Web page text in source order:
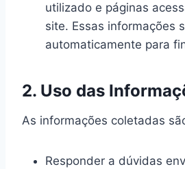
utilizado e páginas
site. Essas informações
automaticamente para
2. Uso das
As informações coletadas
Responder a dúvidas